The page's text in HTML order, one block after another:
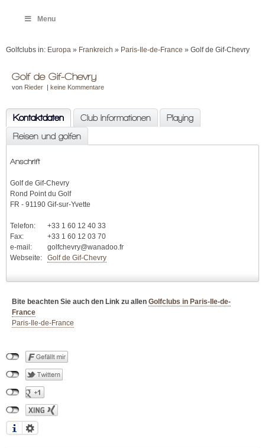
Menu
Golfclubs in: Europa » Frankreich » Paris-Ile-de-France » Golf de Gif-Chevry
Golf de Gif-Chevry
von Rieder | keine Kommentare
Kontaktdaten Club Informationen
Playing
Reisen und golfen
Anschrift
Golf de Gif-Chevry
Rond Point du Golf
FR - 91190 Gif-sur-Yvette
Telefon:
+33 1 60 12 40 33
Fax:
+33 1 60 12 03 70
e-mail:
golfchevry@wanadoo.fr
Webseite:
Golf de Gif-Chevry
Bite beachten Sie auch den Link zu allen Golfclubs in Paris-Ile-de-
France
Paris-Ile-de-France